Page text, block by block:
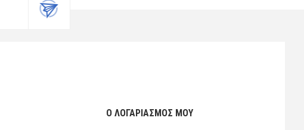
Ο ΛΟΓΑΡΙΑΣΜΌΣ ΜΟΥ